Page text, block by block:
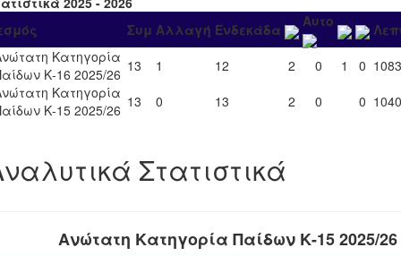
Συμ Αλλαγή Ενδεκάδα Αυτο
Κατηγορία
Κ-16 2025/26 13 1 12 2 0 1 0 1083
Κατηγορία
Κ-15 2025/26 13 0 13 2 0 0 1040
Στατιστικά
Ανώτατη Κατηγορία Παίδων Κ-15 2025/26